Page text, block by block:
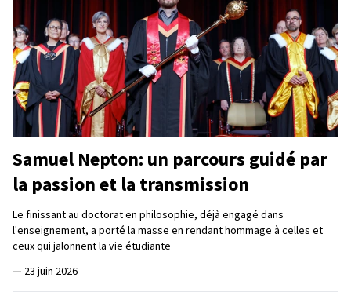
Samuel Nepton: un parcours guidé par
la passion et la transmission
Le finissant au doctorat en philosophie, déjà engagé dans
l'enseignement, a porté la masse en rendant hommage à celles et
ceux qui jalonnent la vie étudiante
— 23 juin 2026